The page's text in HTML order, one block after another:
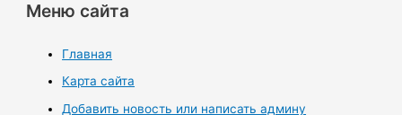
Меню сайта
Главная
Карта сайта
Добавить новость или написать админу